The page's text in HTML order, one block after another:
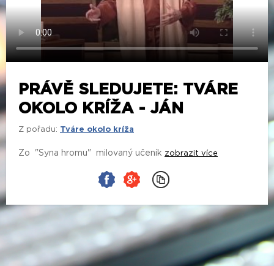
PRÁVĚ SLEDUJETE: TVÁRE
OKOLO KRÍŽA - JÁN
Z pořadu: Tváre okolo kríža
Zo "Syna hromu" milovaný učeník zobrazit více